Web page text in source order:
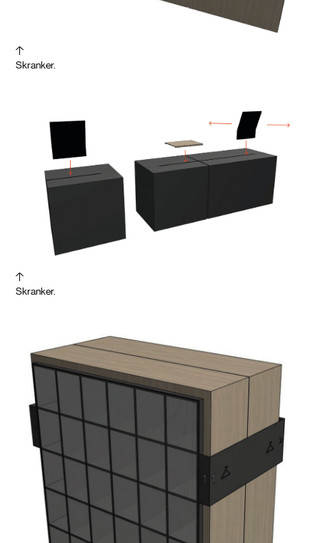
Skranker.
Skranker.